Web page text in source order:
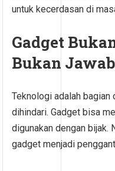
untuk kecerdasan di
Gadget
Bukan
Teknologi adalah
dihindari. Gadget bisa
digunakan dengan bijak.
gadget menjadi